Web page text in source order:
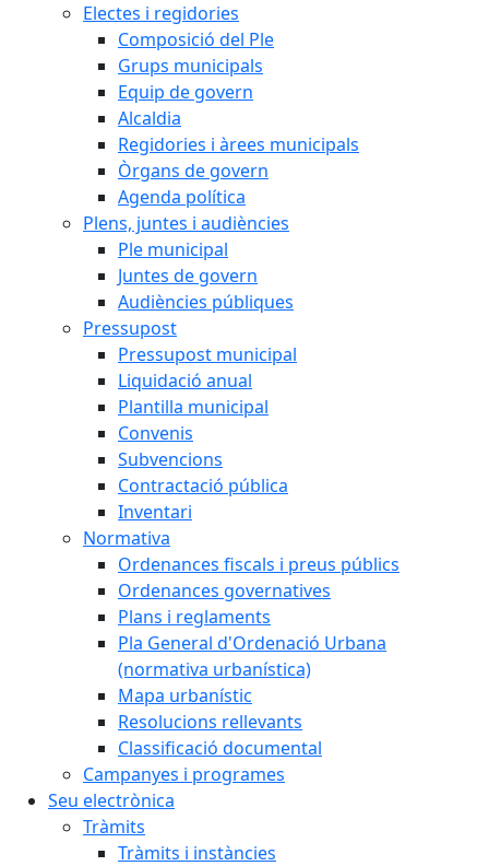
Electes i regidories
Composició del Ple
Grups municipals
Equip de govern
Alcaldia
Regidories i àrees municipals
Òrgans de govern
Agenda política
Plens, juntes i audiències
Ple municipal
Juntes de govern
Audiències públiques
Pressupost
Pressupost municipal
Liquidació anual
Plantilla municipal
Convenis
Subvencions
Contractació pública
Inventari
Normativa
Ordenances fiscals i preus públics
Ordenances governatives
Plans i reglaments
Pla General d'Ordenació Urbana
(normativa urbanística)
Mapa urbanístic
Resolucions rellevants
Classificació documental
Campanyes i programes
Seu electrònica
Tràmits
Tràmits i instàncies